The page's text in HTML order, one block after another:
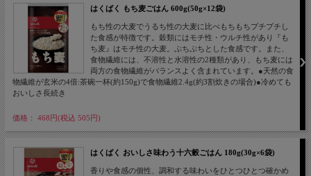
はくばく もち麦ごはん 600g(50g×12袋)
もち性の大麦でうるち性の大麦に比べもちもちプチプチし
た食感が特徴です。穀類にはモチ性・ウルチ性があり『も
ち麦』はモチ性の大麦。ぷちぷちとした食感です。また、
食物繊維には、不溶性と水溶性の2種類があり、もち麦には
両方の食物繊維がバランスよく含まれています。●天然の食
物繊維が玄米の4倍:茶碗一杯(約150g)で食物繊維2.4g(約3割炊きの場合)●冷めても
おいしさ長続き
価格： 468円(税込 505円)
はくばく おいしさ味わう十六穀ごはん 180g(30g×6袋)
香りや食感の個性、調和する味わいをひとつひとつ確かめ